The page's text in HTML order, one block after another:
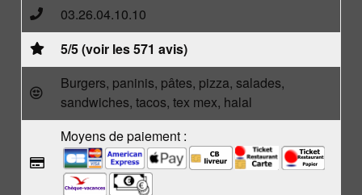
03.26.04.10.10
5/5 (voir les 571 avis)
Burgers, paninis, pâtes, pizza, salades,
sandwiches, tacos, tex mex, halal
Moyens de paiement :